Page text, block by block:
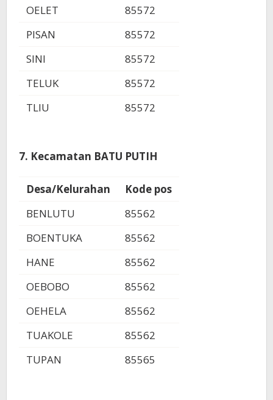
OELET
85572
PISAN
85572
SINI
85572
TELUK
85572
TLIU
85572
7. Kecamatan BATU PUTIH
Desa/Kelurahan
Kode pos
BENLUTU
85562
BOENTUKA
85562
HANE
85562
OEBOBO
85562
OEHELA
85562
TUAKOLE
85562
TUPAN
85565